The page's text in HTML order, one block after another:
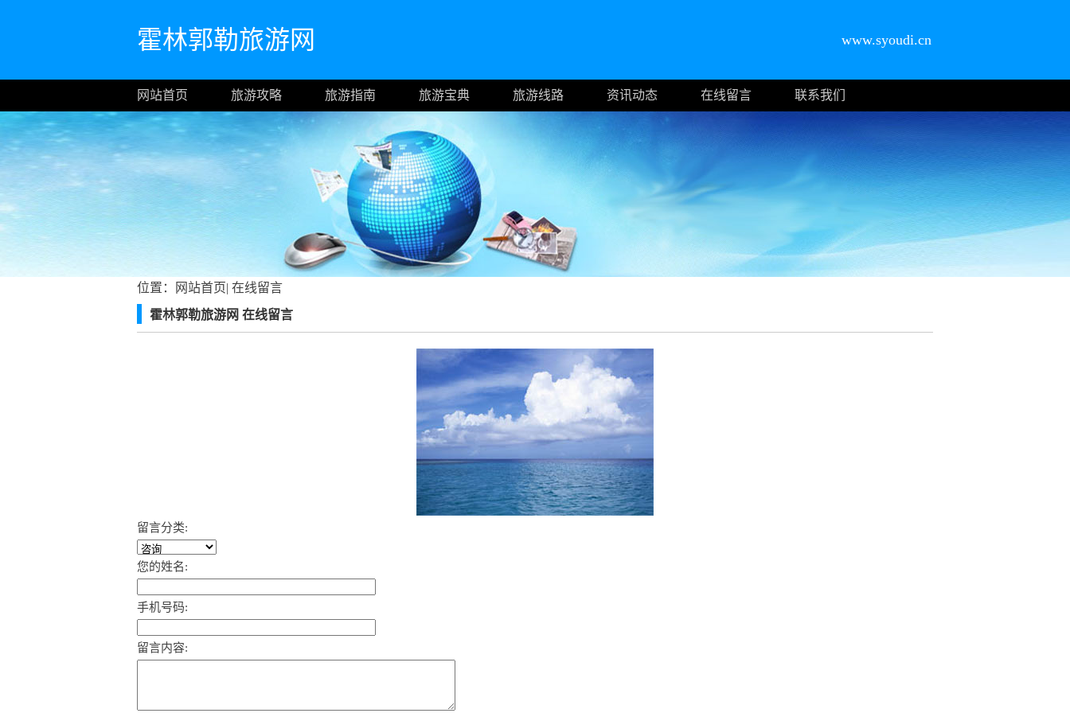
霍林郭勒旅游网 www.syoudi.cn
网站首页 旅游攻略 旅游指南 旅游宝典 旅游线路 资讯动态 在线留言 联系我们
位置： 网站首页| 在线留言
霍林郭勒旅游网 在线留言
留言分类:
您的姓名:
手机号码:
留言内容: